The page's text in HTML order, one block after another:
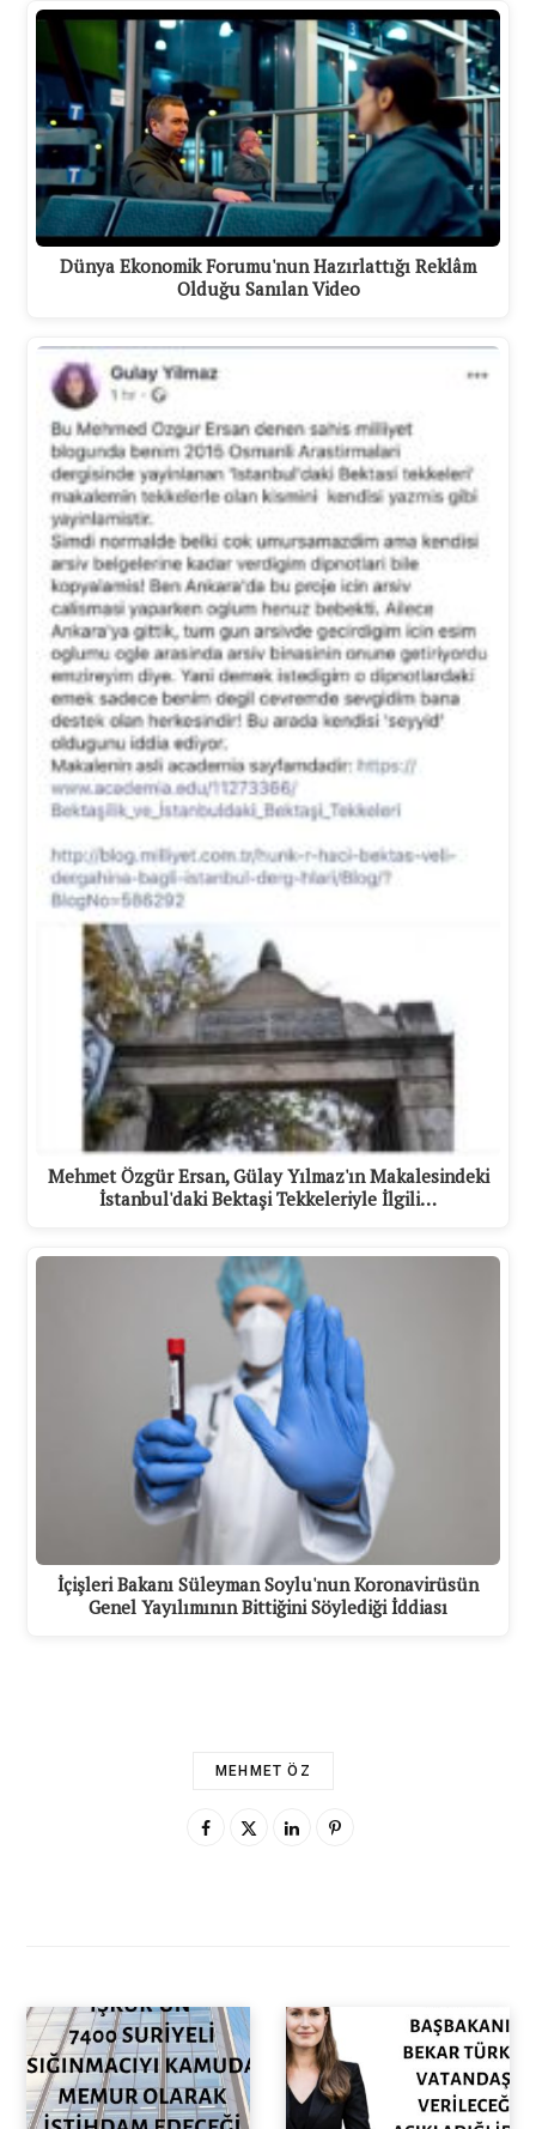
Dünya Ekonomik Forumu'nun Hazırlattığı Reklâm
Olduğu Sanılan Video
Mehmet Özgür Ersan, Gülay Yılmaz'ın Makalesindeki
İstanbul'daki Bektaşi Tekkeleriyle İlgili…
İçişleri Bakanı Süleyman Soylu'nun Koronavirüsün
Genel Yayılımının Bittiğini Söylediği İddiası
MEHMET ÖZ